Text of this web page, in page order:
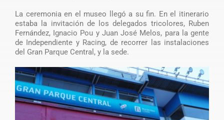
La ceremonia en el museo llegó a su fin. En el itinerario
estaba la invitación de los delegados tricolores, Ruben
Fernández, Ignacio Pou y Juan José Melos, para la gente
de Independiente y Racing, de recorrer las instalaciones
del Gran Parque Central, y la sede.